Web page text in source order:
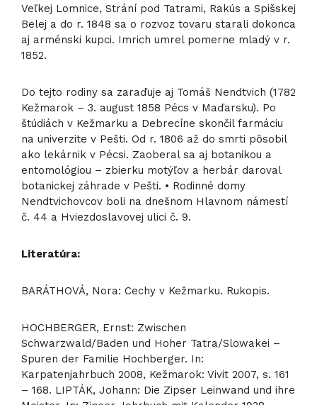
Veľkej Lomnice, Strání pod Tatrami, Rakús a Spišskej
Belej a do r. 1848 sa o rozvoz tovaru starali dokonca
aj arménski kupci. Imrich umrel pomerne mladý v r.
1852.
Do tejto rodiny sa zaraďuje aj Tomáš Nendtvich (1782
Kežmarok – 3. august 1858 Pécs v Maďarsku). Po
štúdiách v Kežmarku a Debrecíne skončil farmáciu
na univerzite v Pešti. Od r. 1806 až do smrti pôsobil
ako lekárnik v Pécsi. Zaoberal sa aj botanikou a
entomológiou – zbierku motýľov a herbár daroval
botanickej záhrade v Pešti. • Rodinné domy
Nendtvichovcov boli na dnešnom Hlavnom námestí
č. 44 a Hviezdoslavovej ulici č. 9.
Literatúra:
BARÁTHOVÁ, Nora: Cechy v Kežmarku. Rukopis.
HOCHBERGER, Ernst: Zwischen
Schwarzwald/Baden und Hoher Tatra/Slowakei –
Spuren der Familie Hochberger. In:
Karpatenjahrbuch 2008, Kežmarok: Vivit 2007, s. 161
– 168. LIPTÁK, Johann: Die Zipser Leinwand und ihre